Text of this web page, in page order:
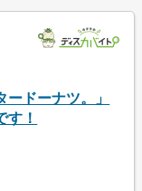
ードーナツ。」
す！